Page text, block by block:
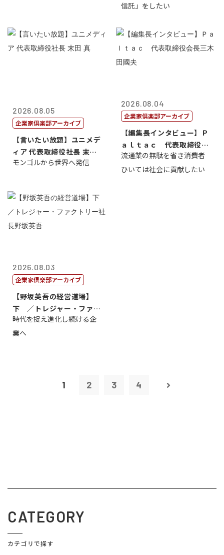
信託」をしたい
2026.08.05
企業家倶楽部アーカイブ
【言いたい放題】ユニメデ
ィア 代表取締役社長 末田
真
モンゴルから世界へ発信
2026.08.04
企業家倶楽部アーカイブ
【編集長インタビュー】Ｐ
ａｌｔａｃ 代表取締役会
長三木田國夫
流通業の無駄を省き消費者
ひいては社会に貢献したい
2026.08.03
企業家倶楽部アーカイブ
【野坂英吾の経営道場】
下 ／トレジャー・ファク
トリー社長野坂...
時代を捉え進化し続ける企
業へ
1 2 3 4
CATEGORY
カテゴリで探す